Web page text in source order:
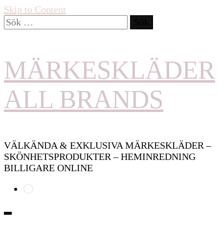
Skip to Content
Sök
efter:
MÄRKESKLÄDER
ALL BRANDS
VÄLKÄNDA & EXKLUSIVA MÄRKESKLÄDER –
SKÖNHETSPRODUKTER – HEMINREDNING
BILLIGARE ONLINE